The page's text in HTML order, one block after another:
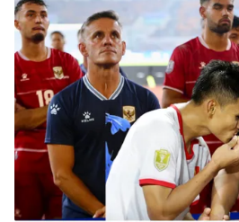
Liên hệ quảng cáo:
0966 196 377
Email:toasoan@vtv.vn